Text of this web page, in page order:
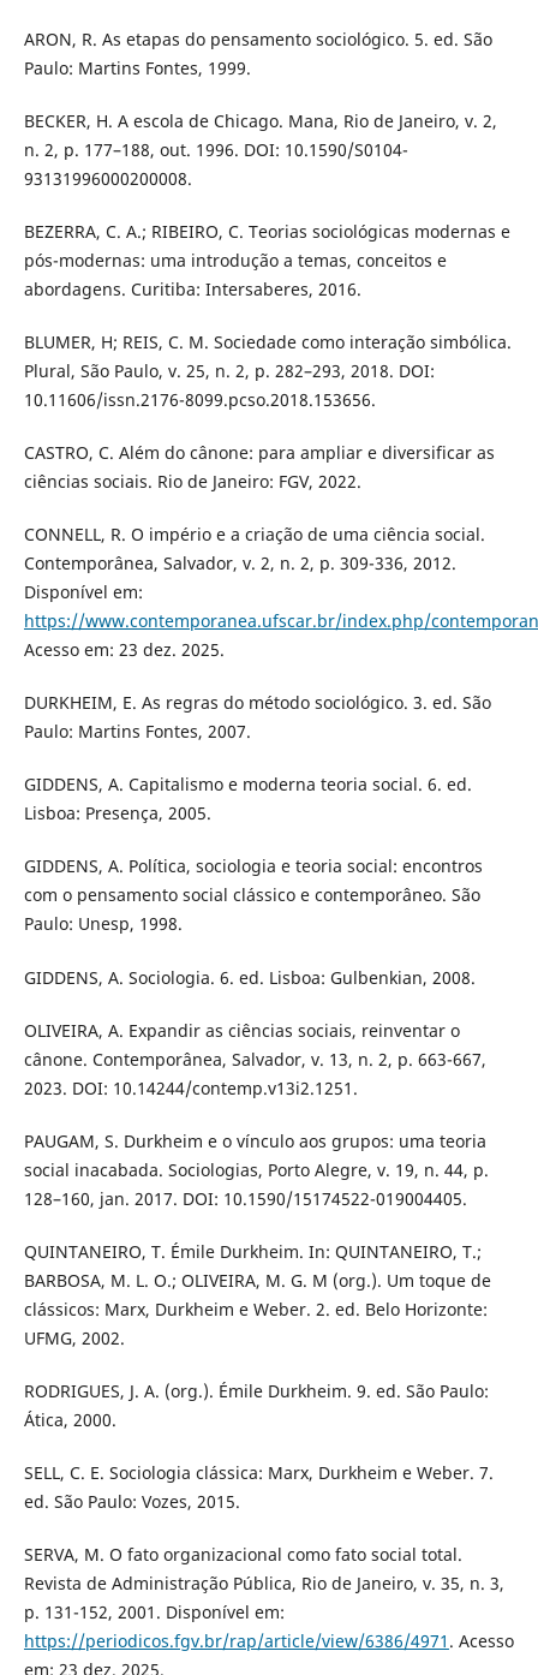
ARON, R. As etapas do pensamento sociológico. 5. ed. São
Paulo: Martins Fontes, 1999.
BECKER, H. A escola de Chicago. Mana, Rio de Janeiro, v. 2,
n. 2, p. 177–188, out. 1996. DOI: 10.1590/S0104-
93131996000200008.
BEZERRA, C. A.; RIBEIRO, C. Teorias sociológicas modernas e
pós-modernas: uma introdução a temas, conceitos e
abordagens. Curitiba: Intersaberes, 2016.
BLUMER, H; REIS, C. M. Sociedade como interação simbólica.
Plural, São Paulo, v. 25, n. 2, p. 282–293, 2018. DOI:
10.11606/issn.2176-8099.pcso.2018.153656.
CASTRO, C. Além do cânone: para ampliar e diversificar as
ciências sociais. Rio de Janeiro: FGV, 2022.
CONNELL, R. O império e a criação de uma ciência social.
Contemporânea, Salvador, v. 2, n. 2, p. 309-336, 2012.
Disponível em:
https://www.contemporanea.ufscar.br/index.php/
Acesso em: 23 dez. 2025.
DURKHEIM, E. As regras do método sociológico. 3. ed. São
Paulo: Martins Fontes, 2007.
GIDDENS, A. Capitalismo e moderna teoria social. 6. ed.
Lisboa: Presença, 2005.
GIDDENS, A. Política, sociologia e teoria social: encontros
com o pensamento social clássico e contemporâneo. São
Paulo: Unesp, 1998.
GIDDENS, A. Sociologia. 6. ed. Lisboa: Gulbenkian, 2008.
OLIVEIRA, A. Expandir as ciências sociais, reinventar o
cânone. Contemporânea, Salvador, v. 13, n. 2, p. 663-667,
2023. DOI: 10.14244/contemp.v13i2.1251.
PAUGAM, S. Durkheim e o vínculo aos grupos: uma teoria
social inacabada. Sociologias, Porto Alegre, v. 19, n. 44, p.
128–160, jan. 2017. DOI: 10.1590/15174522-019004405.
QUINTANEIRO, T. Émile Durkheim. In: QUINTANEIRO, T.;
BARBOSA, M. L. O.; OLIVEIRA, M. G. M (org.). Um toque de
clássicos: Marx, Durkheim e Weber. 2. ed. Belo Horizonte:
UFMG, 2002.
RODRIGUES, J. A. (org.). Émile Durkheim. 9. ed. São Paulo:
Ática, 2000.
SELL, C. E. Sociologia clássica: Marx, Durkheim e Weber. 7.
ed. São Paulo: Vozes, 2015.
SERVA, M. O fato organizacional como fato social total.
Revista de Administração Pública, Rio de Janeiro, v. 35, n. 3,
p. 131-152, 2001. Disponível em:
https://periodicos.fgv.br/rap/article/view/6386/4971 . Acesso
em: 23 dez. 2025.